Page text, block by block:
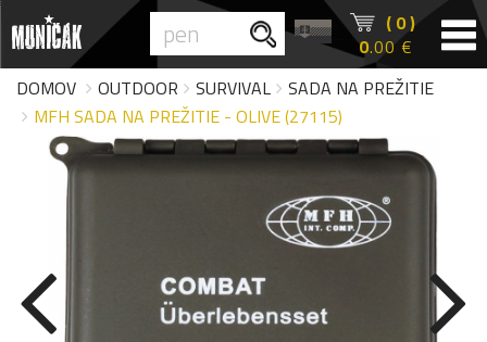
( 0 )
0.00 €
DOMOV
OUTDOOR SURVIVAL
SADA NA PREŽITIE
MFH SADA NA PREŽITIE - OLIVE (27115)